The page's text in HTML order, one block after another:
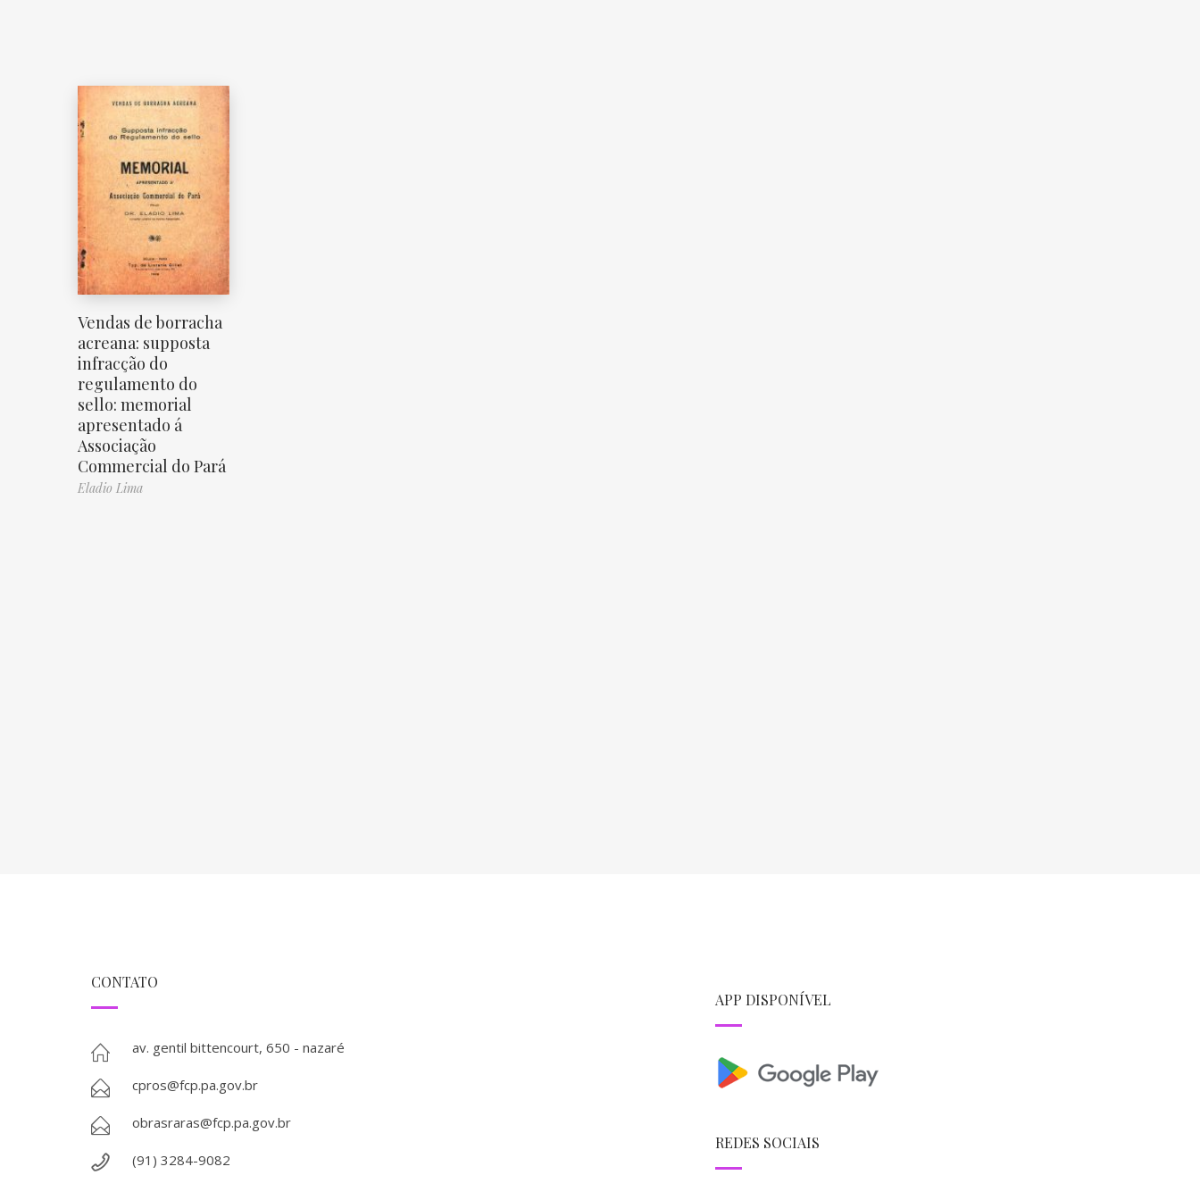
Vendas de borracha
acreana: supposta
infracção do
regulamento do
sello: memorial
apresentado á
Associação
Commercial do Pará
Eladio Lima
CONTATO
av. gentil bittencourt, 650 - nazaré
cpros@fcp.pa.gov.br
obrasraras@fcp.pa.gov.br
(91) 3284-9082
APP DISPONÍVEL
REDES SOCIAIS